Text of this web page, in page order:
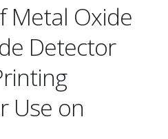
Metal Oxide
Detector
Use on